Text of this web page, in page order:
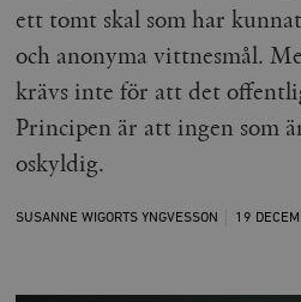
ett tomt skal som har
och anonyma vittnesmål.
krävs inte för att det
Principen är att ingen som
oskyldig.
SUSANNE WIGORTS YNGVESSON 19